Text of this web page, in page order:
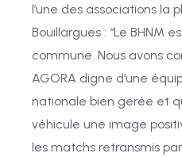
l’une des associations la
Bouillargues : “Le BHNM
commune . Nous avons
AGORA digne d’une
nationale bien gérée et
véhicule une image
les matchs retransmis par